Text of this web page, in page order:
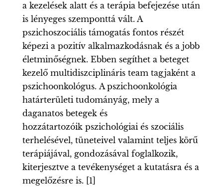
a kezelések alatt és a terápia befejezése után
is lényeges szemponttá vált. A
pszichoszociális támogatás fontos részét
képezi a pozitív alkalmazkodásnak és a jobb
életminőségnek. Ebben segíthet a beteget
kezelő multidiszciplináris team tagjaként a
pszichoonkológus. A pszichoonkológia
határterületi tudományág, mely a
daganatos betegek és
hozzátartozóik pszichológiai és szociális
terhelésével, tüneteivel valamint teljes körű
terápiájával, gondozásával foglalkozik,
kiterjesztve a tevékenységet a kutatásra és a
megelőzésre is. [1]